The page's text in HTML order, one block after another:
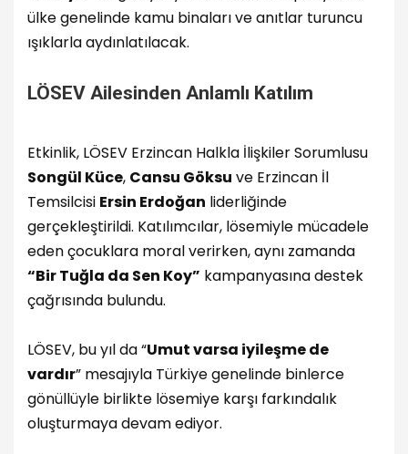
ülke genelinde kamu binaları ve anıtlar turuncu
ışıklarla aydınlatılacak.
LÖSEV Ailesinden Anlamlı Katılım
Etkinlik, LÖSEV Erzincan Halkla İlişkiler Sorumlusu
Songül Küce, Cansu Göksu ve Erzincan İl
Temsilcisi Ersin Erdoğan liderliğinde
gerçekleştirildi. Katılımcılar, lösemiyle mücadele
eden çocuklara moral verirken, aynı zamanda
“Bir Tuğla da Sen Koy” kampanyasına destek
çağrısında bulundu.
LÖSEV, bu yıl da “Umut varsa iyileşme de
vardır” mesajıyla Türkiye genelinde binlerce
gönüllüyle birlikte lösemiye karşı farkındalık
oluşturmaya devam ediyor.